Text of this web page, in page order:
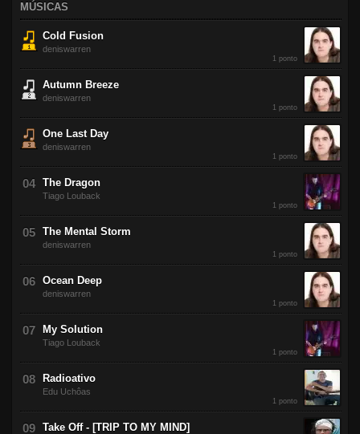
MÚSICAS
Cold Fusion
deniswarren
1 ponto
Autumn Breeze
deniswarren
1 ponto
One Last Day
deniswarren
1 ponto
The Dragon
Tiago Louback
1 ponto
The Mental Storm
deniswarren
1 ponto
Ocean Deep
deniswarren
1 ponto
My Solution
Tiago Louback
1 ponto
Radioativo
Edu Uchôas
1 ponto
Take Off - [TRIP TO MY MIND]